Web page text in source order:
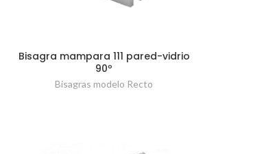
Bisagra mampara 111 pared-vidrio
90º
Bisagras modelo Recto